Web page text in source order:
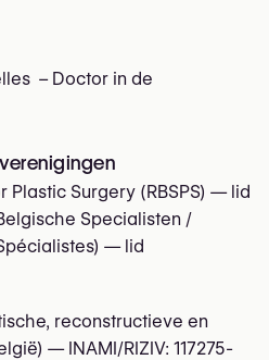
– Doctor in de
Surgery (RBSPS) — lid
Specialisten /
— lid
reconstructieve en
— INAMI/RIZIV: 117275-